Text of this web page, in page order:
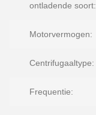
ontladende soort:
Motorvermogen:
Centrifugaaltype:
Frequentie: